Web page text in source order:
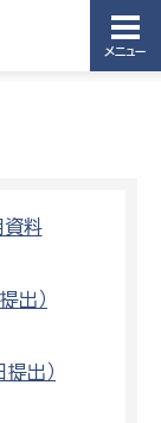
メニュー
資料
出）
出）